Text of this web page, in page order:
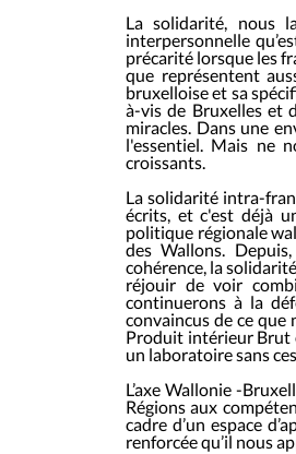
La solidarité, nous
interpersonnelle
précarité lorsque les
que représentent
bruxelloise et sa
à-vis de Bruxelles et
miracles. Dans une
l'essentiel. Mais ne
croissants.
La solidarité intra-
écrits, et c'est déjà
politique régionale
des Wallons.
cohérence, la
réjouir de voir
continuerons à la
convaincus de ce
Produit intérieur Brut
un laboratoire sans
L’axe Wallonie -
Régions aux
cadre d’un espace
renforcée qu’il nous